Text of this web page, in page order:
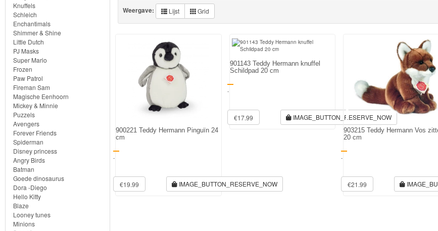
Born
Baby
Annabell
Knuffels
Schleich
Enchantimals
Shimmer
&
Shine
Little
Dutch
Weergave: Lijst Grid
900221 Teddy Hermann Pinguïn 24
cm
-
€19.99 IMAGE_BUTTON_RESERVE_NOW
901143 Teddy Hermann knuffel
Schildpad 20 cm
-
€17.99 IMAGE_BUTTON_RESERVE_NOW
903215 Teddy Hermann Vos
20 cm
-
€21.99
Knuffels
Schleich
Enchantimals
Shimmer & Shine
Little Dutch
PJ Masks
Super Mario
Frozen
Paw Patrol
Fireman Sam
Magische Eenhoorn
Mickey & Minnie
Puzzels
Avengers
Forever Friends
Spiderman
Disney princess
Angry Birds
Batman
Goede dinosaurus
Dora -Diego
Hello Kitty
Blaze
Looney tunes
Minions